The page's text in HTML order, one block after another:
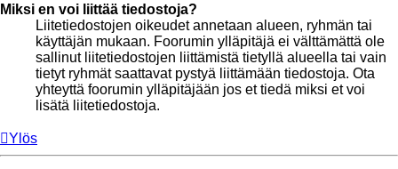
Miksi en voi liittää tiedostoja?
Liitetiedostojen oikeudet annetaan alueen, ryhmän tai
käyttäjän mukaan. Foorumin ylläpitäjä ei välttämättä ole
sallinut liitetiedostojen liittämistä tietyllä alueella tai vain
tietyt ryhmät saattavat pystyä liittämään tiedostoja. Ota
yhteyttä foorumin ylläpitäjään jos et tiedä miksi et voi
lisätä liitetiedostoja.
Ylös